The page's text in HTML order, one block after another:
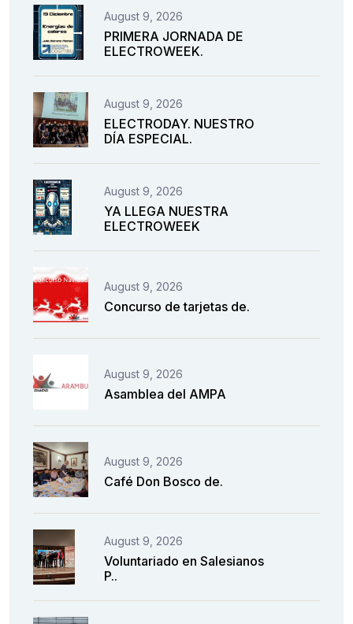
August 9, 2026
PRIMERA JORNADA DE
ELECTROWEEK.
August 9, 2026
ELECTRODAY. NUESTRO
DÍA ESPECIAL.
August 9, 2026
YA LLEGA NUESTRA
ELECTROWEEK
August 9, 2026
Concurso de tarjetas de.
August 9, 2026
Asamblea del AMPA
August 9, 2026
Café Don Bosco de.
August 9, 2026
Voluntariado en Salesianos
P..